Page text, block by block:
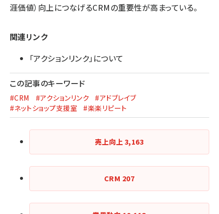
涯価値）向上につなげるCRMの重要性が高まっている。
関連リンク
「アクションリンク」について
この記事のキーワード
#CRM #アクションリンク
#アドブレイブ
#ネットショップ支援室
#楽楽リピート
売上向上 3,163
CRM 207